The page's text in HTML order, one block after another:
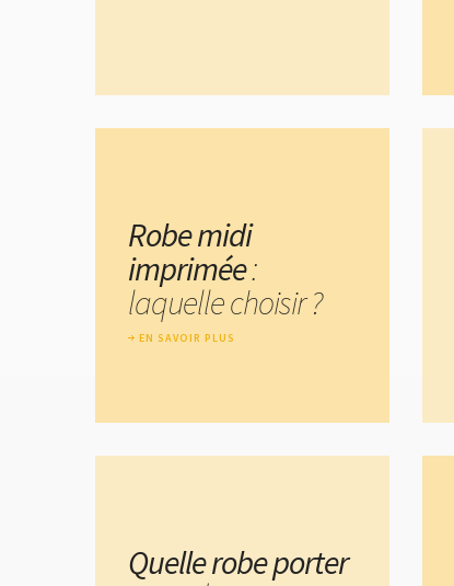
Robe midi
imprimée:
laquelle choisir ?
EN SAVOIR PLUS
Quelle robe porter